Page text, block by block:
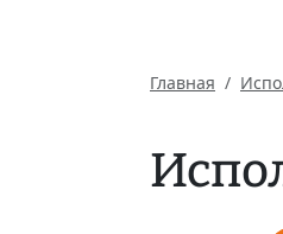
Главная